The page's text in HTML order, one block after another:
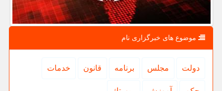
موضوع های خبرگزاری نام
دولت مجلس برنامه قانون خدمات